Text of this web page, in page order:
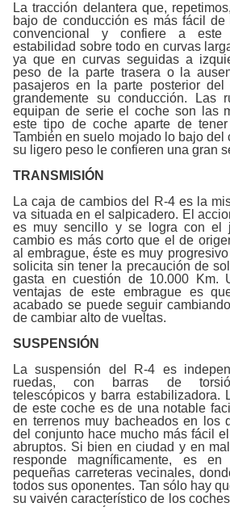
La tracción delantera que,
bajo de conducción es más fácil
convencional y confiere a
estabilidad sobre todo en curvas
ya que en curvas seguidas a
peso de la parte trasera o la
pasajeros en la parte posterior del
grandemente su conducción. Las
equipan de serie el coche son las
este tipo de coche aparte de
También en suelo mojado lo bajo del
su ligero peso le confieren una gran
TRANSMISIÓN
La caja de cambios del R-4 es la
va situada en el salpicadero. El
es muy sencillo y se logra con el
cambio es más corto que el de
al embrague, éste es muy
solicita sin tener la precaución de
gasta en cuestión de 10.000 Km.
ventajas de este embrague es
acabado se puede seguir
de cambiar alto de vueltas.
SUSPENSIÓN
La suspensión del R-4 es
ruedas, con barras de
telescópicos y barra estabilizadora.
de este coche es de una notable
en terrenos muy bacheados en los
del conjunto hace mucho más fácil
abruptos. Si bien en ciudad y en
responde magníficamente, es
pequeñas carreteras vecinales,
todos sus oponentes. Tan sólo hay
su vaivén característico de los